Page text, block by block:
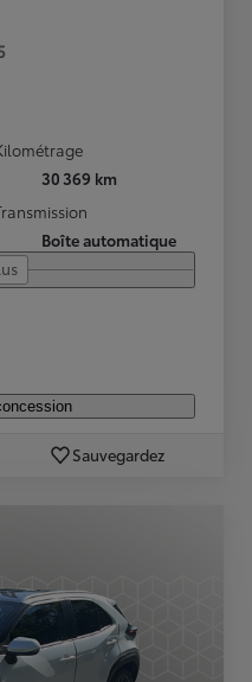
30 369 km
Boîte automatique
Sauvegardez